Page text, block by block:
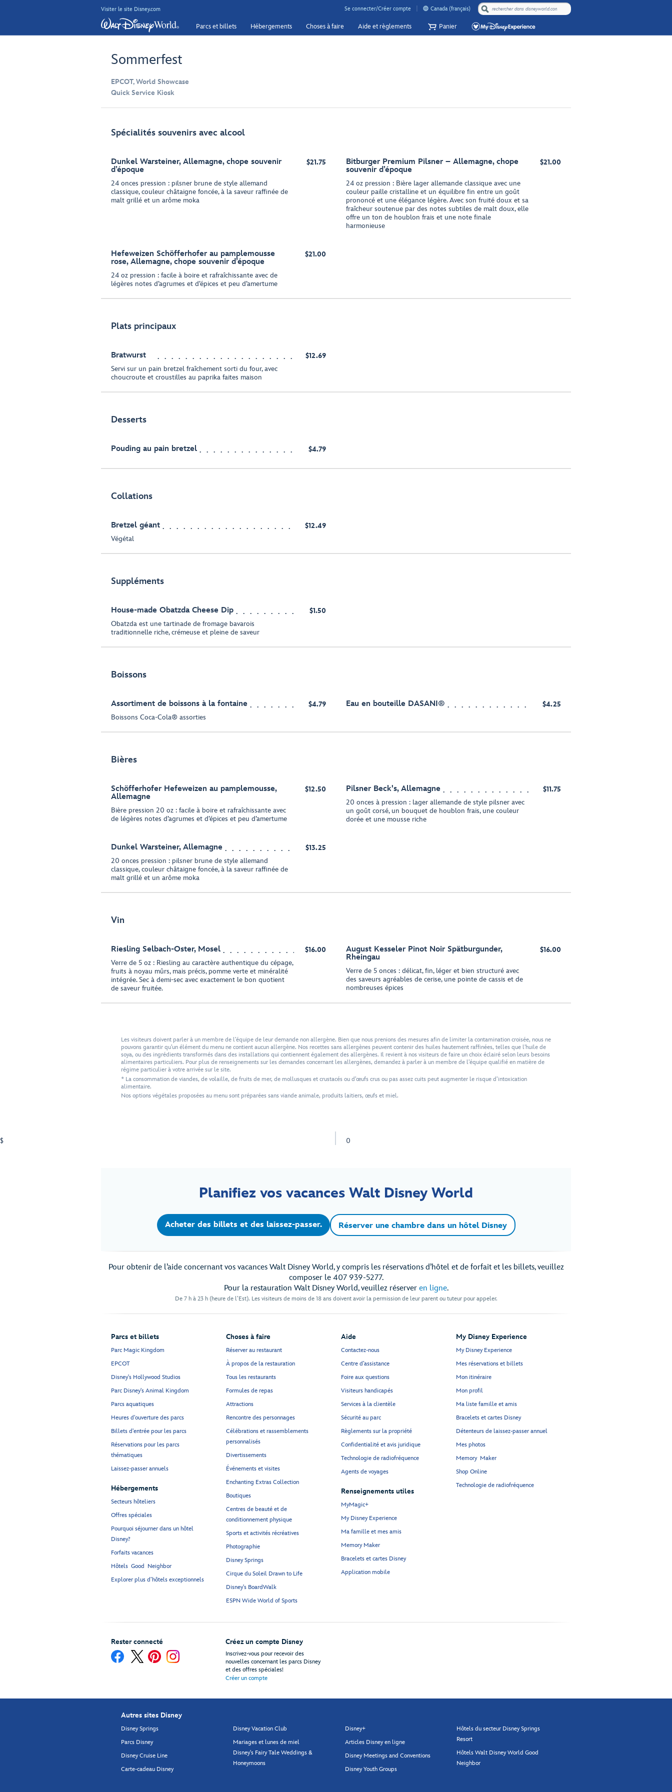
Visiter le site Disney.com Se connecter/Créer compte Canada (français)
Parcs et billets Hébergements Choses à faire Aide et règlements Panier
Sommerfest
EPCOT, World Showcase
Quick Service Kiosk
Spécialités souvenirs avec alcool
Dunkel Warsteiner, Allemagne, chope souvenir
d’époque
24 onces pression : pilsner brune de style allemand
classique, couleur châtaigne foncée, à la saveur raffinée de
malt grillé et un arôme moka
$21.75
Bitburger Premium Pilsner – Allemagne, chope
souvenir d’époque
24 oz pression : Bière lager allemande classique avec une
couleur paille cristalline et un équilibre fin entre un goût
prononcé et une élégance légère. Avec son fruité doux et sa
fraîcheur soutenue par des notes subtiles de malt doux, elle
offre un ton de houblon frais et une note finale
harmonieuse
$21.00
Hefeweizen Schöfferhofer au pamplemousse
rose, Allemagne, chope souvenir d’époque
24 oz pression : facile à boire et rafraîchissante avec de
légères notes d’agrumes et d’épices et peu d’amertume
$21.00
Plats principaux
Bratwurst
Servi sur un pain bretzel fraîchement sorti du four, avec
choucroute et croustilles au paprika faites maison
$12.69
Desserts
Pouding au pain bretzel $4.79
Collations
Bretzel géant
Végétal
$12.49
Suppléments
House-made Obatzda Cheese Dip
Obatzda est une tartinade de fromage bavarois
traditionnelle riche, crémeuse et pleine de saveur
$1.50
Boissons
Assortiment de boissons à la fontaine
Boissons Coca-Cola® assorties
$4.79 Eau en bouteille DASANI® $4.25
Bières
Schöfferhofer Hefeweizen au pamplemousse,
Allemagne
Bière pression 20 oz : facile à boire et rafraîchissante avec
de légères notes d’agrumes et d’épices et peu d’amertume
$12.50 Pilsner Beck's, Allemagne
20 onces à pression : lager allemande de style pilsner avec
un goût corsé, un bouquet de houblon frais, une couleur
dorée et une mousse riche
$11.75
Dunkel Warsteiner, Allemagne
20 onces pression : pilsner brune de style allemand
classique, couleur châtaigne foncée, à la saveur raffinée de
malt grillé et un arôme moka
$13.25
Vin
Riesling Selbach-Oster, Mosel
Verre de 5 oz : Riesling au caractère authentique du cépage,
fruits à noyau mûrs, mais précis, pomme verte et minéralité
intégrée. Sec à demi-sec avec exactement le bon quotient
de saveur fruitée.
$16.00
August Kesseler Pinot Noir Spätburgunder,
Rheingau
Verre de 5 onces : délicat, fin, léger et bien structuré avec
des saveurs agréables de cerise, une pointe de cassis et de
nombreuses épices
$16.00
Les visiteurs doivent parler à un membre de l’équipe de leur demande non allergène. Bien que nous prenions des mesures afin de limiter la contamination croisée, nous ne
pouvons garantir qu’un élément du menu ne contient aucun allergène. Nos recettes sans allergènes peuvent contenir des huiles hautement raffinées, telles que l'huile de
soya, ou des ingrédients transformés dans des installations qui contiennent également des allergènes. Il revient à nos visiteurs de faire un choix éclairé selon leurs besoins
alimentaires particuliers. Pour plus de renseignements sur les demandes concernant les allergènes, demandez à parler à un membre de l’équipe qualifié en matière de
régime particulier à votre arrivée sur le site.
* La consommation de viandes, de volaille, de fruits de mer, de mollusques et crustacés ou d’œufs crus ou pas assez cuits peut augmenter le risque d’intoxication
alimentaire.
Nos options végétales proposées au menu sont préparées sans viande animale, produits laitiers, œufs et miel.
$ 0
Planifiez vos vacances Walt Disney World
Acheter des billets et des laissez-passer. Réserver une chambre dans un hôtel Disney
Pour obtenir de l’aide concernant vos vacances Walt Disney World, y compris les réservations d’hôtel et de forfait et les billets, veuillez
composer le 407 939-5277.
Pour la restauration Walt Disney World, veuillez réserver en ligne.
De 7 h à 23 h (heure de l’Est). Les visiteurs de moins de 18 ans doivent avoir la permission de leur parent ou tuteur pour appeler.
Parcs et billets
Parc Magic Kingdom
EPCOT
Disney's Hollywood Studios
Parc Disney's Animal Kingdom
Parcs aquatiques
Heures d'ouverture des parcs
Billets d'entrée pour les parcs
Réservations pour les parcs
thématiques
Laissez-passer annuels
Hébergements
Secteurs hôteliers
Offres spéciales
Pourquoi séjourner dans un hôtel
Disney?
Forfaits vacances
Hôtels Good Neighbor
Explorer plus d’hôtels exceptionnels
Choses à faire
Réserver au restaurant
À propos de la restauration
Tous les restaurants
Formules de repas
Attractions
Rencontre des personnages
Célébrations et rassemblements
personnalisés
Divertissements
Événements et visites
Enchanting Extras Collection
Boutiques
Centres de beauté et de
conditionnement physique
Sports et activités récréatives
Photographie
Disney Springs
Cirque du Soleil Drawn to Life
Disney's BoardWalk
ESPN Wide World of Sports
Aide
Contactez-nous
Centre d’assistance
Foire aux questions
Visiteurs handicapés
Services à la clientèle
Sécurité au parc
Règlements sur la propriété
Confidentialité et avis juridique
Technologie de radiofréquence
Agents de voyages
Renseignements utiles
MyMagic+
My Disney Experience
Ma famille et mes amis
Memory Maker
Bracelets et cartes Disney
Application mobile
My Disney Experience
My Disney Experience
Mes réservations et billets
Mon itinéraire
Mon profil
Ma liste famille et amis
Bracelets et cartes Disney
Détenteurs de laissez-passer annuel
Mes photos
Memory Maker
Shop Online
Technologie de radiofréquence
Rester connecté Créez un compte Disney
Inscrivez-vous pour recevoir des
nouvelles concernant les parcs Disney
et des offres spéciales!
Créer un compte
Autres sites Disney
Disney Springs
Parcs Disney
Disney Cruise Line
Carte-cadeau Disney
Disney Vacation Club
Mariages et lunes de miel
Disney's Fairy Tale Weddings &
Honeymoons
Disney+
Articles Disney en ligne
Disney Meetings and Conventions
Disney Youth Groups
Hôtels du secteur Disney Springs
Resort
Hôtels Walt Disney World Good
Neighbor